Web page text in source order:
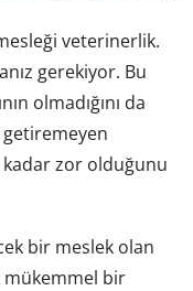
veterinerlik.
gerekiyor. Bu
olmadığını da
kadar zor olduğunu
bir meslek olan
mükemmel bir